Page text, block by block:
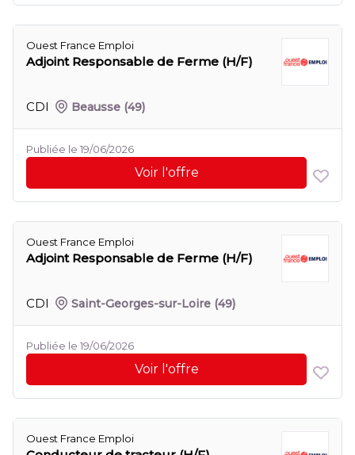
Ouest France Emploi
Adjoint Responsable de Ferme (H/F)
CDI Beausse (49)
Publiée le 19/06/2026
Voir l'offre
Ouest France Emploi
Adjoint Responsable de Ferme (H/F)
CDI Saint-Georges-sur-Loire (49)
Publiée le 19/06/2026
Voir l'offre
Ouest France Emploi